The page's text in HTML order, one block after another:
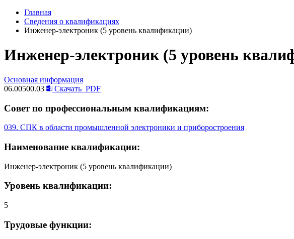
Главная
Сведения о квалификациях
Инженер-электроник (5 уровень квалификации)
Инженер-электроник (5 уровень
Основная информация
06.00500.03
Скачать PDF
Совет по профессиональным квалификациям:
039. СПК в области промышленной электроники и приборостроения
Наименование квалификации:
Инженер-электроник (5 уровень квалификации)
Уровень квалификации:
5
Трудовые функции: